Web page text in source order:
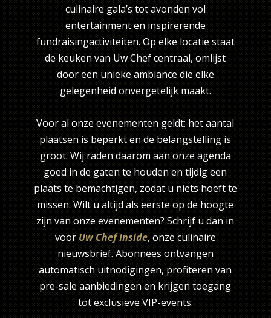
culinaire gala’s tot avonden vol
entertainment en inspirerende
fundraisingactiviteiten. Op elke locatie staat
de keuken van Uw Chef centraal, omlijst
door een unieke ambiance die elke
gelegenheid onvergetelijk maakt.
Voor al onze evenementen geldt: het aantal
plaatsen is beperkt en de belangstelling is
groot. Wij raden daarom aan onze agenda
goed in de gaten te houden en tijdig een
plaats te bemachtigen, zodat u niets hoeft te
missen. Wilt u altijd als eerste op de hoogte
zijn van onze evenementen? Schrijf u dan in
voorUw Chef Inside, onze culinaire
nieuwsbrief. Abonnees ontvangen
automatisch uitnodigingen, profiteren van
pre-sale aanbiedingen en krijgen toegang
tot exclusieve VIP-events.